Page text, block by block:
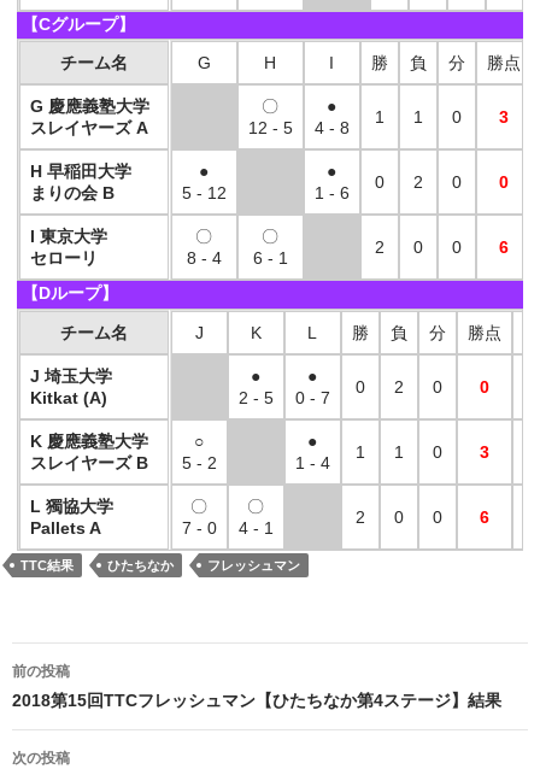
【Cグループ】
G H I 勝 負 分 勝点
〇
12 - 5
●
4 - 8
1 1 0 3
●
5 - 12
●
1 - 6
0 2 0 0
〇
8 - 4
〇
6 - 1
2 0 0 6
チーム名
G 慶應義塾大学
スレイヤーズ A
H 早稲田大学
まりの会 B
I 東京大学
セローリ
【Dループ】
J K L 勝 負 分 勝点
●
2 - 5
●
0 - 7
0 2 0 0
○
5 - 2
●
1 - 4
1 1 0 3
〇
7 - 0
〇
4 - 1
2 0 0 6
チーム名
J 埼玉大学
Kitkat (A)
K 慶應義塾大学
スレイヤーズ B
L 獨協大学
Pallets A
TTC結果 ひたちなか フレッシュマン
投
稿
ナ
前の投稿
2018第15回TTCフレッシュマン【ひたちなか第4ステージ】結果
次の投稿